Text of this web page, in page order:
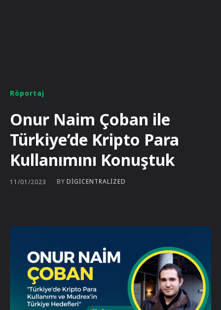
Röportaj
Onur Naim Çoban ile
Türkiye’de Kripto Para
Kullanımını Konuştuk
11/01/2023 BY DIGICENTRALIZED